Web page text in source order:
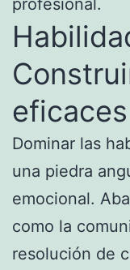
eficaces
Dominar las
una piedra
emocional.
como la
resolución de